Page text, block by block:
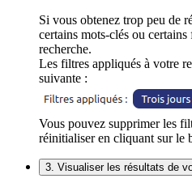
Si vous obtenez trop peu de
certains mots-clés ou
recherche.
Les filtres appliqués à votre
suivante :
Vous pouvez supprimer les
réinitialiser en cliquant sur le
3. Visualiser les résultats de